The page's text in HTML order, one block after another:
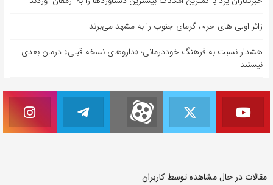
زائر اولی های حرم، گرمای جنوب را به مشهد می‌برند
هشدار نسبت به فرهنگ خوددرمانی؛ «داروهای نسخه قبلی» درمان بعدی
نیستند
مقالات در حال مشاهده توسط کاربران